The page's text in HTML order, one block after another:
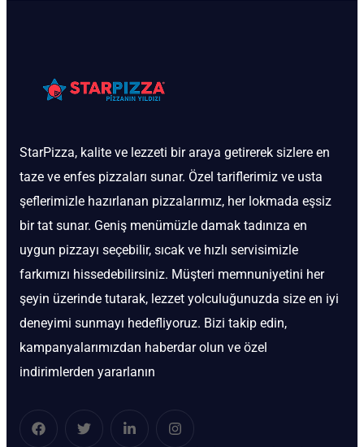
StarPizza, kalite ve lezzeti bir araya getirerek sizlere en
taze ve enfes pizzaları sunar. Özel tariflerimiz ve usta
şeflerimizle hazırlanan pizzalarımız, her lokmada eşsiz
bir tat sunar. Geniş menümüzle damak tadınıza en
uygun pizzayı seçebilir, sıcak ve hızlı servisimizle
farkımızı hissedebilirsiniz. Müşteri memnuniyetini her
şeyin üzerinde tutarak, lezzet yolculuğunuzda size en iyi
deneyimi sunmayı hedefliyoruz. Bizi takip edin,
kampanyalarımızdan haberdar olun ve özel
indirimlerden yararlanın